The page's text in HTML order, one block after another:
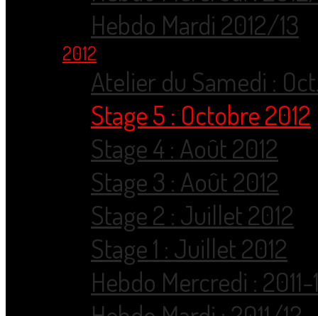
Hebdo Mardi 2012/13
2012
Atelier du Samedi :
Stage 5 : Octobre 2012
Stage 4 : Août 2012
Stage 3 : Août 2012
Stage 2 : Juillet 2012
Stage 1 : Juillet 2012
Hebdo Mercredi : 2011-